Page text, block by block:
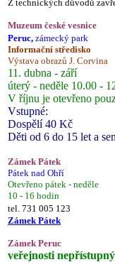
Z technických důvodů
Muzeum české vesnice
Peruc, zámecký park
Informační středisko
Výstava obrazů J. Corvina
11. dubna - září
úterý - neděle 10.00 -
V říjnu je otevřeno
Vstupné:
Dospělí 40 Kč
Děti od 6 do 15 let a
Zámek Pátek
Pátek nad Ohří
Otevřeno pátek - neděle
10 - 16 hodin
tel. 731 005 123
Zámek Pátek
Zámek Peruc
veřejnosti nepřístupný